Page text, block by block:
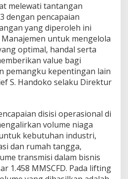
melewati tantangan
dengan pencapaian
yang diperoleh ini
untuk mengelola
optimal, handal serta
value bagi
pemangku kepentingan lain
S. Handoko selaku Direktur
disisi operasional di
volume niaga
kebutuhan industri,
dan rumah tangga,
transmisi dalam bisnis
1.458 MMSCFD. Pada lifting